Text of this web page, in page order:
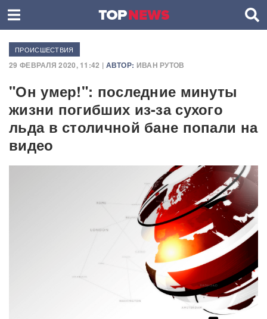
ПРОИСШЕСТВИЯ
29 ФЕВРАЛЯ 2020, 11:42 | АВТОР: ИВАН РУТОВ
"Он умер!": последние минуты
жизни погибших из-за сухого
льда в столичной бане попали на
видео